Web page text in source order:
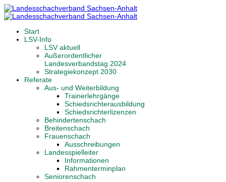
Start
LSV-Info
LSV aktuell
Außerordentlicher
Landesverbandstag 2024
Strategiekonzept 2030
Referate
Aus- und Weiterbildung
Trainerlehrgänge
Schiedsrichterausbildung
Schiedsrichterlizenzen
Behindertenschach
Breitenschach
Frauenschach
Ausschreibungen
Landesspielleiter
Informationen
Rahmenterminplan
Seniorenschach